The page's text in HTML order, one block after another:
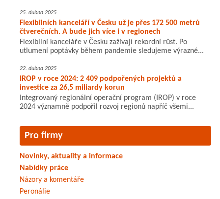
25. dubna 2025
Flexibilních kanceláří v Česku už je přes 172 500 metrů
čtverečních. A bude jich více i v regionech
Flexibilní kanceláře v Česku zažívají rekordní růst. Po
utlumení poptávky během pandemie sledujeme výrazné...
22. dubna 2025
IROP v roce 2024: 2 409 podpořených projektů a
investice za 26,5 miliardy korun
Integrovaný regionální operační program (IROP) v roce
2024 významně podpořil rozvoj regionů napříč všemi...
Pro firmy
Novinky, aktuality a informace
Nabídky práce
Názory a komentáře
Peronálie